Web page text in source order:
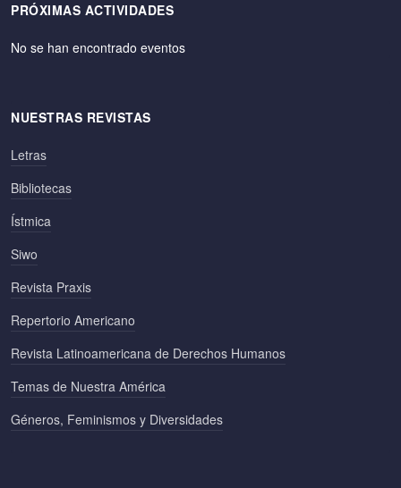
PRÓXIMAS ACTIVIDADES
No se han encontrado eventos
NUESTRAS REVISTAS
Letras
Bibliotecas
Ístmica
Siwo
Revista Praxis
Repertorio Americano
Revista Latinoamericana de Derechos Humanos
Temas de Nuestra América
Géneros, Feminismos y Diversidades